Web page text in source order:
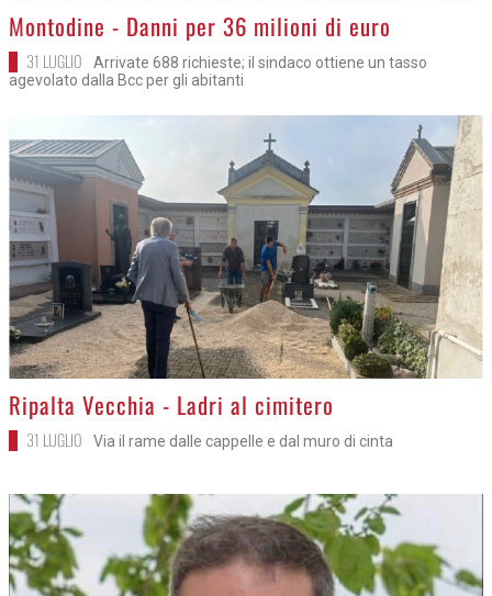
>Montodine - Danni per 36 milioni di euro
31 LUGLIO
Arrivate 688 richieste; il sindaco ottiene un tasso
agevolato dalla Bcc per gli abitanti
>
Ripalta Vecchia - Ladri al cimitero
31 LUGLIO Via il rame dalle cappelle e dal muro di cinta